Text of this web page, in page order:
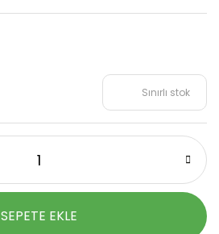
Sınırlı stok
SEPETE EKLE